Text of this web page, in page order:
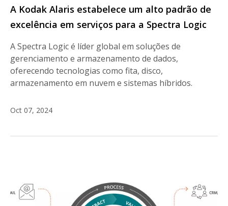
A Kodak Alaris estabelece um alto padrão de
excelência em serviços para a Spectra Logic
A Spectra Logic é líder global em soluções de
gerenciamento e armazenamento de dados,
oferecendo tecnologias como fita, disco,
armazenamento em nuvem e sistemas híbridos.
Oct 07, 2024